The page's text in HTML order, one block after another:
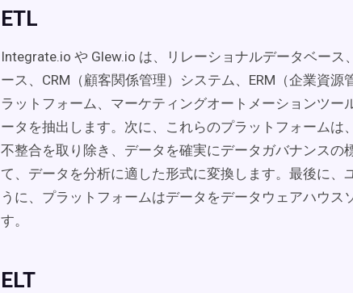
ETL
Integrate.io や Glew.io は、リレーショナルデータベース
ース、CRM（顧客関係管理）システム、ERM（企業資源
ラットフォーム、マーケティングオートメーションツー
ータを抽出します。次に、これらのプラットフォームは
不整合を取り除き、データを確実にデータガバナンスの
て、データを分析に適した形式に変換します。最後に、
うに、プラットフォームはデータをデータウェアハウス
す。
ELT